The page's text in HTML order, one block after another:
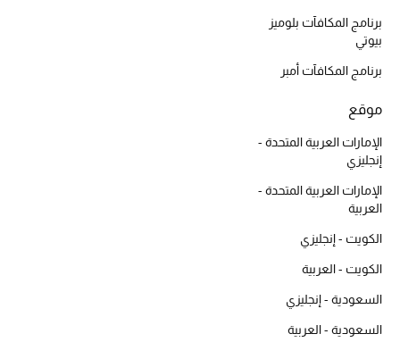
أحذية النسائية
أحذية للأطفال
أبرز المصممين
برنامج المكافآت بلوميز
بيوتي
برنامج المكافآت أمبر
موقع
الإمارات العربية المتحدة -
إنجليزي
الإمارات العربية المتحدة -
العربية
الكويت - إنجليزي
الكويت - العربية
السعودية - إنجليزي
السعودية - العربية